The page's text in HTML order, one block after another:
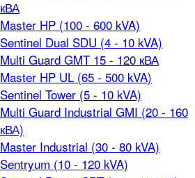
кВА
Master HP (100 - 600 kVA)
Sentinel Dual SDU (4 - 10 kVA)
Multi Guard GMT 15 - 120 кВА
Master HP UL (65 - 500 kVA)
Sentinel Tower (5 - 10 kVA)
Multi Guard Industrial GMI (20 - 160
кВА)
Master Industrial (30 - 80 kVA)
Sentryum (10 - 120 kVA)